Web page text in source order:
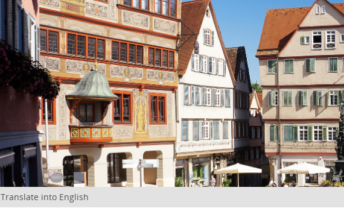
Translate into English